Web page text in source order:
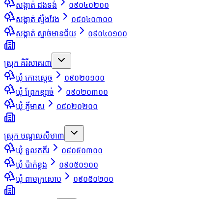
សង្កាត់ ដងទង់
០៩០៤០២០០
សង្កាត់ ស្ទឹងវែង
០៩០៤០៣០០
សង្កាត់ ស្មាច់មានជ័យ
០៩០៤០១០០
ស្រុក គិរីសាគរ៣
ឃុំ កោះស្ដេច
០៩០២០១០០
ឃុំ ព្រែកខ្សាច់
០៩០២០៣០០
ឃុំ ភ្ញីមាស
០៩០២០២០០
ស្រុក មណ្ឌលសីមា៣
ឃុំ ទួលគគីរ
០៩០៥០៣០០
ឃុំ ប៉ាក់ខ្លង
០៩០៥០១០០
ឃុំ ពាមក្រសោប
០៩០៥០២០០